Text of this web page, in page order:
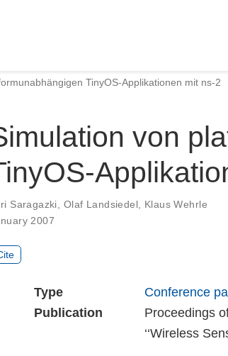
TinyOS-Applikationen mit ns-2
von
Saragazki Olaf Landsiedel
Klaus Wehrle
2007
Type
Conference
Publication
Proceedings
‘‘Wireless